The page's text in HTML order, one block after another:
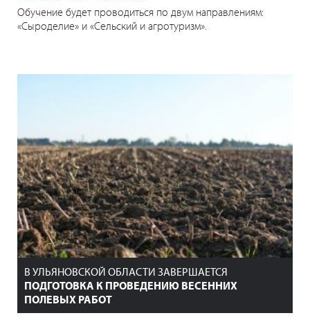
Обучение будет проводиться по двум направлениям:
«Сыроделие» и «Сельский и агротуризм».
В УЛЬЯНОВСКОЙ ОБЛАСТИ ЗАВЕРШАЕТСЯ
ПОДГОТОВКА К ПРОВЕДЕНИЮ ВЕСЕННИХ
ПОЛЕВЫХ РАБОТ